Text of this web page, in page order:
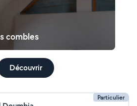
combles
Découvrir
Particulier